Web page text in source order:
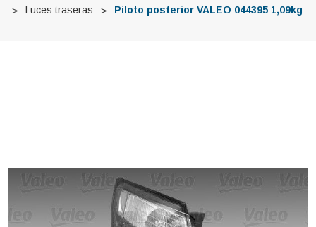
Luces traseras
Piloto posterior VALEO 044395 1,09kg